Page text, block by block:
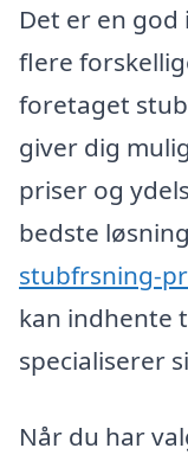
Det er en
flere
foretaget
giver dig
priser og
bedste
stubfrsning-
kan indhente
specialiserer
Når du har